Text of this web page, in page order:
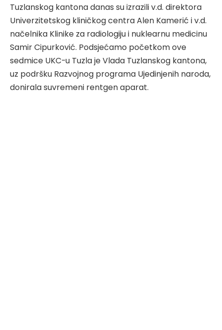
Tuzlanskog kantona danas su izrazili v.d. direktora
Univerzitetskog kliničkog centra Alen Kamerić i v.d.
načelnika Klinike za radiologiju i nuklearnu medicinu
Samir Cipurković. Podsjećamo početkom ove
sedmice UKC-u Tuzla je Vlada Tuzlanskog kantona,
uz podršku Razvojnog programa Ujedinjenih naroda,
donirala suvremeni rentgen aparat.